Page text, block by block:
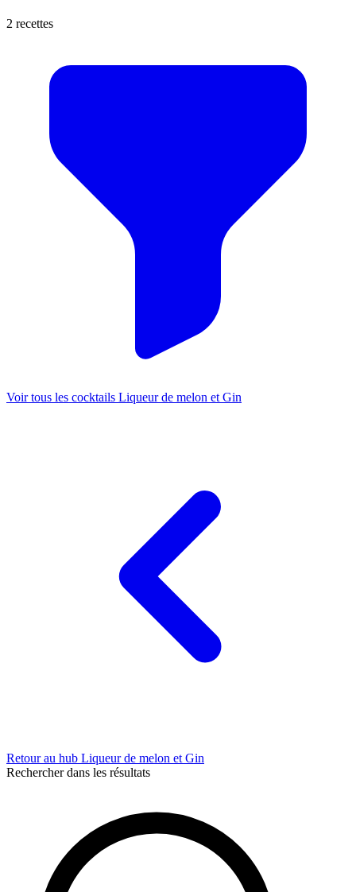
2 recettes
Voir tous les cocktails Liqueur de melon et Gin
Retour au hub Liqueur de melon et Gin
Rechercher dans les résultats